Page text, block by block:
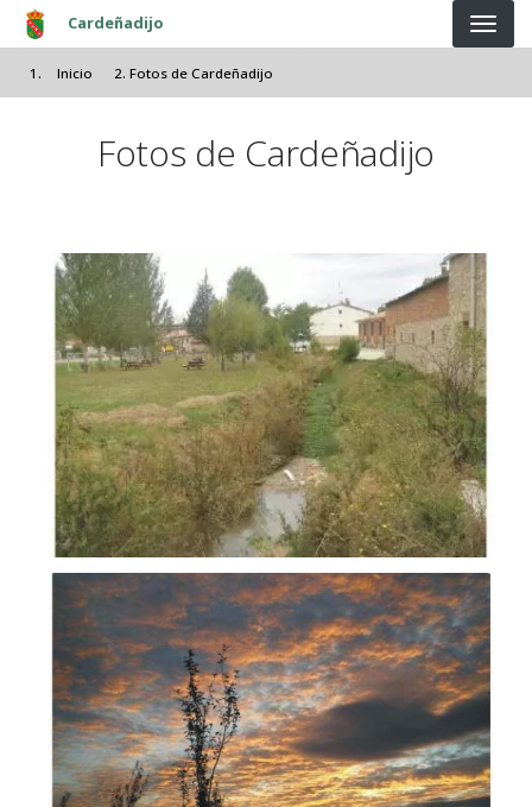
Pasar al contenido principal
Cardeñadijo
Inicio Fotos de Cardeñadijo
Fotos de Cardeñadijo